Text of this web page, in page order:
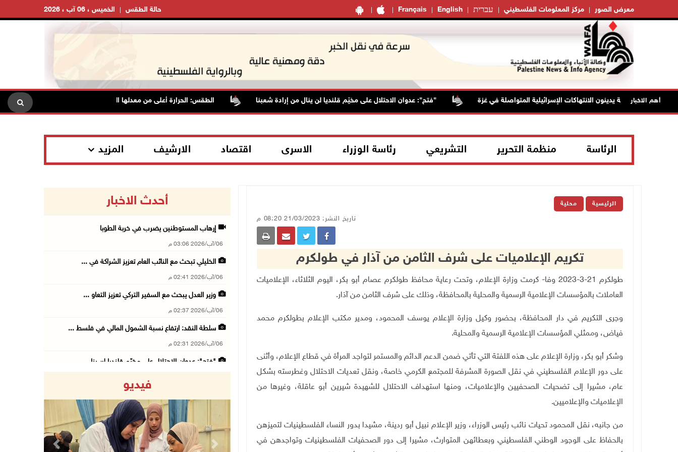
Français English עברית مركز المعلومات الفلسطيني معرض الصور الخميس ، 06 آب ، 2026 حالة الطقس
أهم الاخبار "فتح": عدوان الاحتلال على مخيّم قلنديا لن ينال من إرادة شعبنا الطقس: الحرارة أعلى من معدلها السنوي العام الاحتلال
الرئاسة منظمة التحرير التشريعي رئاسة الوزراء الاسرى اقتصاد الارشيف المزيد
الرئيسية محلية
تاريخ النشر: 21/03/2023 08:20 م
تكريم الإعلاميات على شرف الثامن من آذار في طولكرم
طولكرم 21-3-2023 وفا- كرمت وزارة الإعلام، وتحت رعاية محافظ طولكرم عصام أبو بكر، اليوم الثلاثاء، الإعلاميات
العاملات بالمؤسسات الإعلامية الرسمية والمحلية بالمحافظة، وذلك على شرف الثامن من آذار.
وجرى التكريم في دار المحافظة، بحضور وكيل وزارة الإعلام يوسف المحمود، ومدير مكتب الإعلام بطولكرم محمد
فياض، وممثلي المؤسسات الإعلامية الرسمية والمحلية.
وشكر أبو بكر، وزارة الإعلام على هذه اللفتة التي تأتي ضمن الدعم الدائم والمستمر لتواجد المرأة في قطاع الإعلام، وأثنى
على دور الإعلام الفلسطيني في نقل الصورة المشرفة للمجتمع الكرمي خاصة، ونقل تعديات الاحتلال وغطرسته بشكل
عام، مشيرا إلى تضحيات الصحفيين والإعلاميات، ومنها استهداف الاحتلال للشهيدة شيرين أبو عاقلة، وغيرها من
الإعلاميات والإعلاميين.
من جانبه، نقل المحمود تحيات نائب رئيس الوزراء، وزير الإعلام نبيل أبو ردينة، مشيدا بدور النساء الفلسطينيات لتميزهن
بالحفاظ على الوجود الوطني الفلسطيني وبعطائهن المتوارث، مشيرا إلى دور الصحفيات الفلسطينيات وتواجدهن في
أحدث الاخبار
إرهاب المستوطنين يضرب في خربة الطوبا
06/آب/2026 03:06 م
الخليلي تبحث مع النائب العام تعزيز الشراكة في ...
06/آب/2026 02:41 م
وزير العدل يبحث مع السفير التركي تعزيز التعاو ...
06/آب/2026 02:37 م
سلطة النقد: ارتفاع نسبة الشمول المالي في فلسط ...
06/آب/2026 02:31 م
"فتح": عدوان الاحتلال على مخيّم قلنديا لن ينا ...
الاحتلال يسلّم إخطارات بهدم منازل ومنشآت في ج ...
06/آب/2026 02:02 م
فيديو
Previous Next